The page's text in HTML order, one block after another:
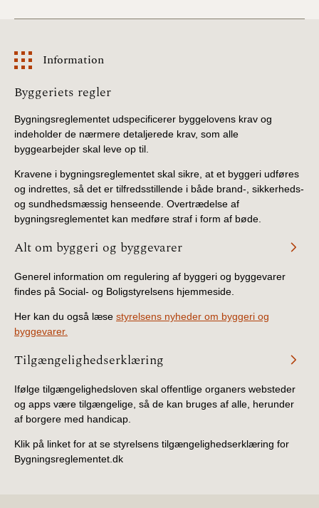
2020)
BR18 (10/3-30/6
2020)
BR18 (1/1-9/3 2020)
BR18 (4/7-31/12
2019)
BR18 (1/7-31/12
2018)
BR18 (1/1-30/6
2018)
Tidligere BR (1961-
2010)
Information
Information
Byggeriets regler
Bygningsreglementet udspecificerer byggelovens krav og
indeholder de nærmere detaljerede krav, som alle
byggearbejder skal leve op til.
Kravene i bygningsreglementet skal sikre, at et byggeri udføres
og indrettes, så det er tilfredsstillende i både brand-, sikkerheds-
og sundhedsmæssig henseende. Overtrædelse af
bygningsreglementet kan medføre straf i form af bøde.
Alt om byggeri og byggevarer
Generel information om regulering af byggeri og byggevarer
findes på Social- og Boligstyrelsens hjemmeside.
Her kan du også læse styrelsens nyheder om byggeri og
byggevarer.
Tilgængelighedserklæring
Ifølge tilgængelighedsloven skal offentlige organers websteder
og apps være tilgængelige, så de kan bruges af alle, herunder
af borgere med handicap.
Klik på linket for at se styrelsens tilgængelighedserklæring for
Bygningsreglementet.dk